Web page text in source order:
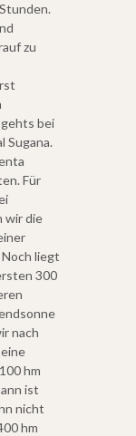
zu
gehts bei
Sugana.
Für
wir die
liegt
300
nach
hm
ist
nicht
hm